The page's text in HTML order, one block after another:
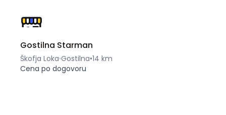
Gostilna Starman
Škofja Loka Gostilna•14 km
Cena po dogovoru